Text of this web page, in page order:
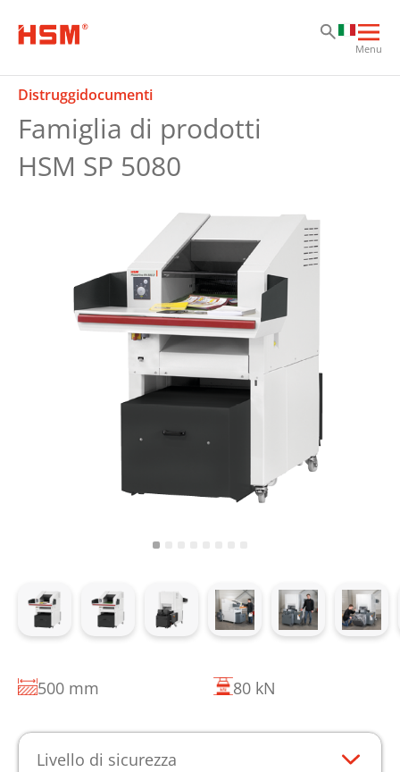
Apri
la
Menu
Distruggidocumenti
Famiglia di prodotti
HSM SP 5080
500 mm 80 kN
Livello di sicurezza